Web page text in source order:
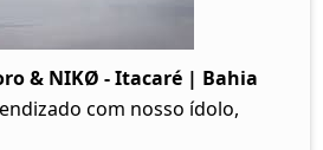
& NIKØ - Itacaré | Bahia
com nosso ídolo,